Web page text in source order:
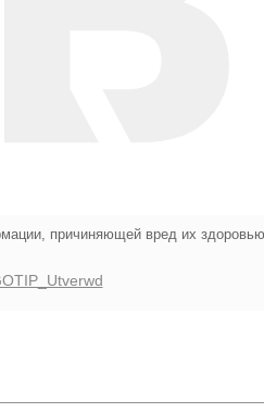
причиняющей вред их